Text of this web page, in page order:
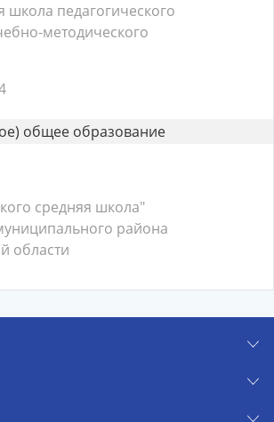
педагогического
методического
общее образование
средняя школа"
района
области